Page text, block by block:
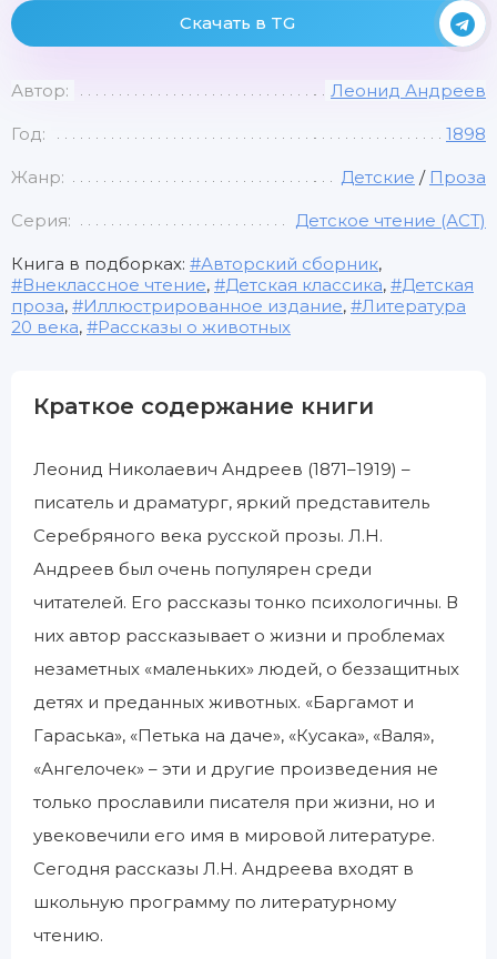
Скачать в TG
Автор: Леонид Андреев
Год: 1898
Жанр: Детские / Проза
Серия: Детское чтение (АСТ)
Книга в подборках: Авторский сборник,
Внеклассное чтение, Детская классика,
Детская
проза, Иллюстрированное издание,
Литература
20 века, Рассказы о животных
Краткое содержание книги
Леонид Николаевич Андреев (1871–1919) –
писатель и драматург, яркий представитель
Серебряного века русской прозы. Л.Н.
Андреев был очень популярен среди
читателей. Его рассказы тонко психологичны. В
них автор рассказывает о жизни и проблемах
незаметных «маленьких» людей, о беззащитных
детях и преданных животных. «Баргамот и
Гараська», «Петька на даче», «Кусака», «Валя»,
«Ангелочек» – эти и другие произведения не
только прославили писателя при жизни, но и
увековечили его имя в мировой литературе.
Сегодня рассказы Л.Н. Андреева входят в
школьную программу по литературному
чтению.